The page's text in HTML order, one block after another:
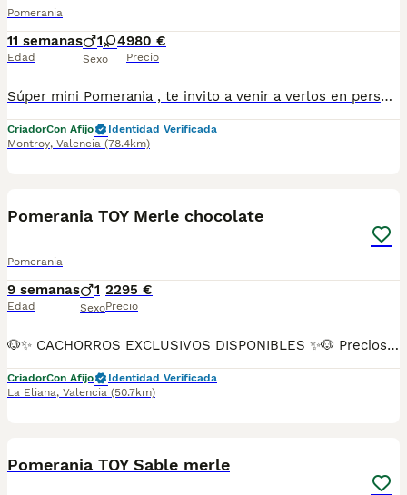
Pomerania
11 semanas
Edad
1 4
Sexo
980 €
Precio
Súper mini Pomerania , te invito a venir a verlos en persona ya que en foto no se puede valorar bien el tamaño , esos cachorritos son súper miniatura , el padre pesa solo 1.4 kg . Una verdadera monería de cachorros y con muy buen carácter.
CriadorCon Afijo
Identidad Verificada
Montroy, Valencia (78.4km)
Pomerania TOY Merle chocolate
Pomerania
9 semanas
Edad
1
Sexo
2295 €
Precio
🐶✨ CACHORROS EXCLUSIVOS DISPONIBLES ✨🐶 Preciosos cachorros criados en ambiente familiar, rodeados de amor y cuidados desde el primer día ❤️ Totalmente socializados, cariñosos y acostumbrados al contacto con personas. 📦 Se entregan con todas las garantías: ✔️ Cartilla sanitaria ✔️ Vacunación al día 💉 ✔️ Desparasitación completa ✅ ✔️ Garantía vírica 😷 ✔️ Garantía congénita 👌 ✔️ Contrato de entrega ✍️ 📸 Síguenos en Instagram: @fincapaunais para ver fotos y vídeos reales ⚠️ Disponibilidad limitada ⚠️ Se reservan rápido. 📲 Contacto directo por WhatsApp: 671 454 202 Solo personas responsables
CriadorCon Afijo
Identidad Verificada
La Eliana, Valencia (50.7km)
Pomerania TOY Sable merle